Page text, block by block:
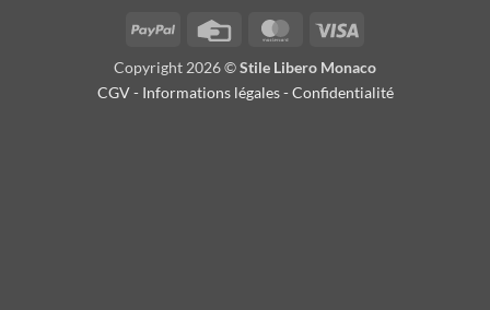
PayPal
Credit
MasterCard
Copyright 2026 ©Stile Libero Monaco
CGV- Informations légales-Confidentialité